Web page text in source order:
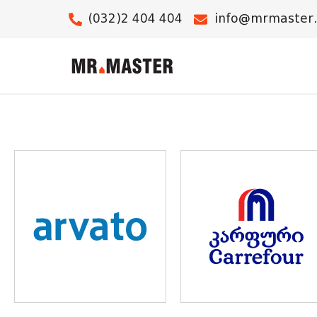
(032)2 404 404
ჩვენი მომხმარებლები არიან საქართველოს